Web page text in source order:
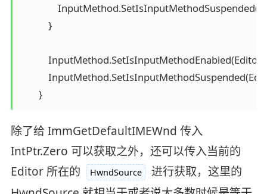
            }
InputMethod.SetIsInputMethodEnabled(Editor,
        }
除了给 ImmGetDefaultIMEWnd 传入
IntPtr.Zero 可以获取之外，还可以传入当前的
Editor 所在的
HwndSource
进行获取，这里的